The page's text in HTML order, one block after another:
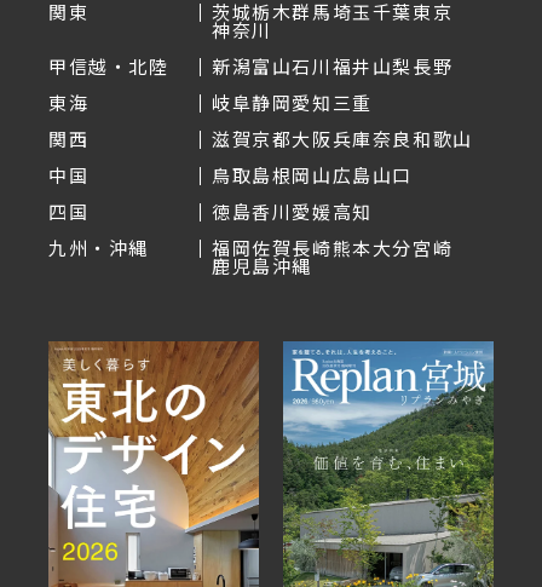
関東
茨城栃木群馬埼玉千葉東京
神奈川
甲信越・北陸
新潟富山石川福井山梨長野
東海
岐阜静岡愛知三重
関西
滋賀京都大阪兵庫奈良和歌山
中国
鳥取島根岡山広島山口
四国
徳島香川愛媛高知
九州・沖縄
福岡佐賀長崎熊本大分宮崎
鹿児島沖縄